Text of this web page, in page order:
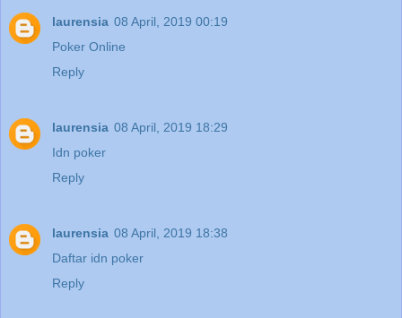
laurensia 08 April, 2019 00:19
Poker Online
Reply
laurensia 08 April, 2019 18:29
Idn poker
Reply
laurensia 08 April, 2019 18:38
Daftar idn poker
Reply